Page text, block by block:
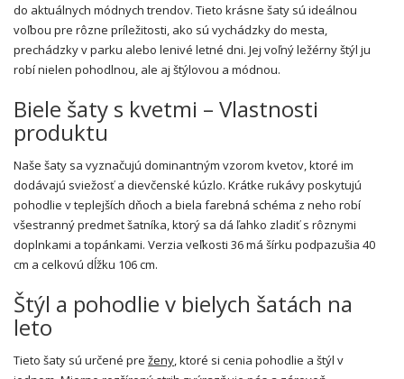
do aktuálnych módnych trendov. Tieto krásne šaty sú ideálnou
voľbou pre rôzne príležitosti, ako sú vychádzky do mesta,
prechádzky v parku alebo lenivé letné dni. Jej voľný ležérny štýl ju
robí nielen pohodlnou, ale aj štýlovou a módnou.
Biele šaty s kvetmi – Vlastnosti
produktu
Naše šaty sa vyznačujú dominantným vzorom kvetov, ktoré im
dodávajú sviežosť a dievčenské kúzlo. Krátke rukávy poskytujú
pohodlie v teplejších dňoch a biela farebná schéma z neho robí
všestranný predmet šatníka, ktorý sa dá ľahko zladiť s rôznymi
doplnkami a topánkami. Verzia veľkosti 36 má šírku podpazušia 40
cm a celkovú dĺžku 106 cm.
Štýl a pohodlie v bielych šatách na
leto
Tieto šaty sú určené pre ženy, ktoré si cenia pohodlie a štýl v